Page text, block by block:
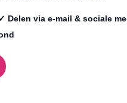
Delen via e-mail & sociale